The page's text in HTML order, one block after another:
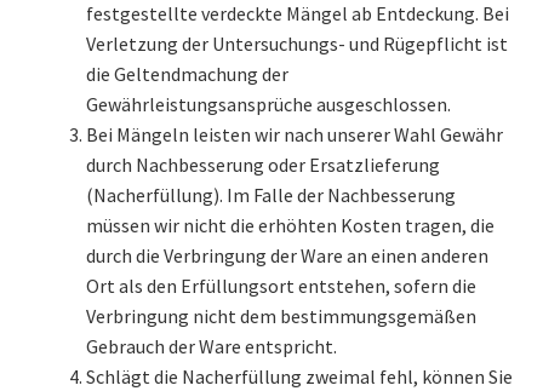
festgestellte verdeckte Mängel ab Entdeckung. Bei
Verletzung der Untersuchungs- und Rügepflicht ist
die Geltendmachung der
Gewährleistungsansprüche ausgeschlossen.
Bei Mängeln leisten wir nach unserer Wahl Gewähr
durch Nachbesserung oder Ersatzlieferung
(Nacherfüllung). Im Falle der Nachbesserung
müssen wir nicht die erhöhten Kosten tragen, die
durch die Verbringung der Ware an einen anderen
Ort als den Erfüllungsort entstehen, sofern die
Verbringung nicht dem bestimmungsgemäßen
Gebrauch der Ware entspricht.
Schlägt die Nacherfüllung zweimal fehl, können Sie